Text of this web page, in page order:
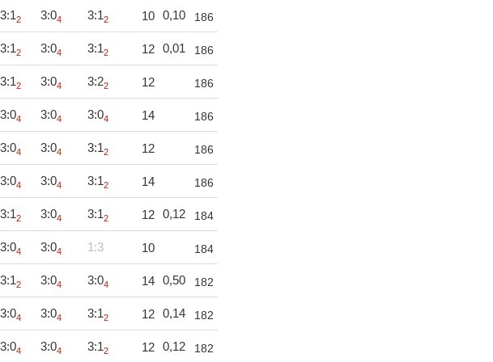
3:12 3:04 3:12 10 0,10 186
3:12 3:04 3:12 12 0,01 186
3:12 3:04 3:22 12 186
3:04 3:04 3:04 14 186
3:04 3:04 3:12 12 186
3:04 3:04 3:12 14 186
3:12 3:04 3:12 12 0,12 184
3:04 3:04 1:3 10 184
3:12 3:04 3:04 14 0,50 182
3:04 3:04 3:12 12 0,14 182
3:04 3:04 3:12 12 0,12 182